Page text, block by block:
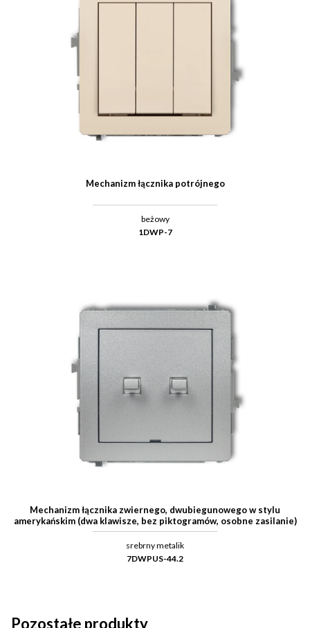
Mechanizm łącznika potrójnego
beżowy
1DWP-7
Mechanizm łącznika zwiernego, dwubiegunowego w stylu
amerykańskim (dwa klawisze, bez piktogramów, osobne zasilanie)
srebrny metalik
7DWPUS-44.2
Pozostałe produkty